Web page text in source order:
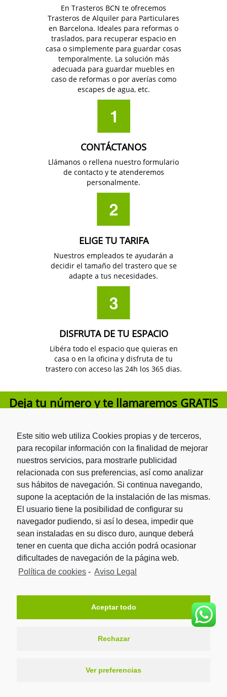
Este sitio web utiliza Cookies propias y de terceros,
para recopilar información con la finalidad de mejorar
nuestros servicios, para mostrarle publicidad
relacionada con sus preferencias, así como analizar
sus hábitos de navegación. Si continua navegando,
supone la aceptación de la instalación de las mismas.
El usuario tiene la posibilidad de configurar su
navegador pudiendo, si así lo desea, impedir que
sean instaladas en su disco duro, aunque deberá
tener en cuenta que dicha acción podrá ocasionar
dificultades de navegación de la página web.
Política de cookies - Aviso Legal
Aceptar todo
Rechazar
Ver preferencias
En Trasteros BCN te ofrecemos
Trasteros de Alquiler para Particulares
en Barcelona. Ideales para reformas o
traslados, para recuperar espacio en
casa o simplemente para guardar cosas
temporalmente. La solución más
adecuada para guardar muebles en
caso de reformas o por averías como
escapes de agua, etc.
CONTÁCTANOS
Llámanos o rellena nuestro formulario
de contacto y te atenderemos
personalmente.
ELIGE TU TARIFA
Nuestros empleados te ayudarán a
decidir el tamaño del trastero que se
adapte a tus necesidades.
DISFRUTA DE TU ESPACIO
Libéra todo el espacio que quieras en
casa o en la oficina y disfruta de tu
trastero con acceso las 24h los 365 dias.
Deja tu número y te llamaremos GRATIS
He leído y acepto laPolítica de privacidad.
Carrer de l’Oliverar, 6
08940 – Cornellà (Barcelona)
Tel. 935 255 631
info@trasterosbcn.com
Nuestros servicios
Trasteros para Particulares
Trasteros para Empresas
Servicio de Mudanzas
Nuestros centros
Centro de trasteros L'Hospitalet
Trasteros BCN © 2026